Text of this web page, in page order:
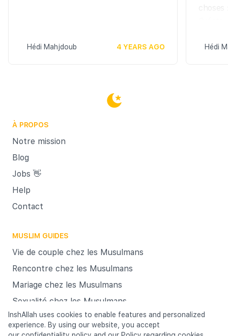
Hédi Mahjdoub 4 YEARS AGO
ilHédi
À PROPOS
Notre mission
Blog
Jobs 👋
Help
Contact
MUSLIM GUIDES
Vie de couple chez les Musulmans
Rencontre chez les Musulmans
Mariage chez les Musulmans
Sexualité chez les Musulmans
InshAllah uses cookies to enable features and personalized
experience. By using our website, you accept